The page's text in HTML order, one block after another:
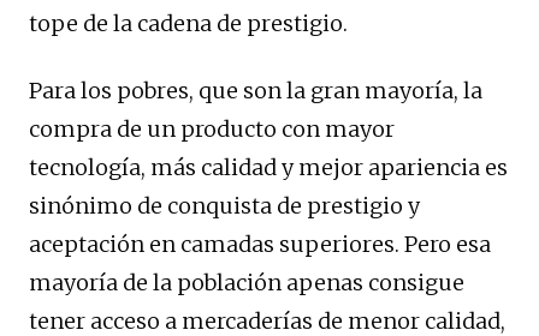
tope de la cadena de prestigio.
Para los pobres, que son la gran mayoría, la
compra de un producto con mayor
tecnología, más calidad y mejor apariencia es
sinónimo de conquista de prestigio y
aceptación en camadas superiores. Pero esa
mayoría de la población apenas consigue
tener acceso a mercaderías de menor calidad,